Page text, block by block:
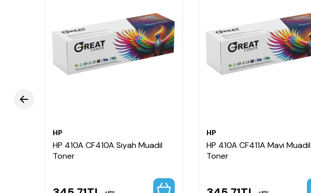
HP
HP 410A CF410A Siyah Muadil
Toner
HP
HP 410A CF411A Mavi Muadil
Toner